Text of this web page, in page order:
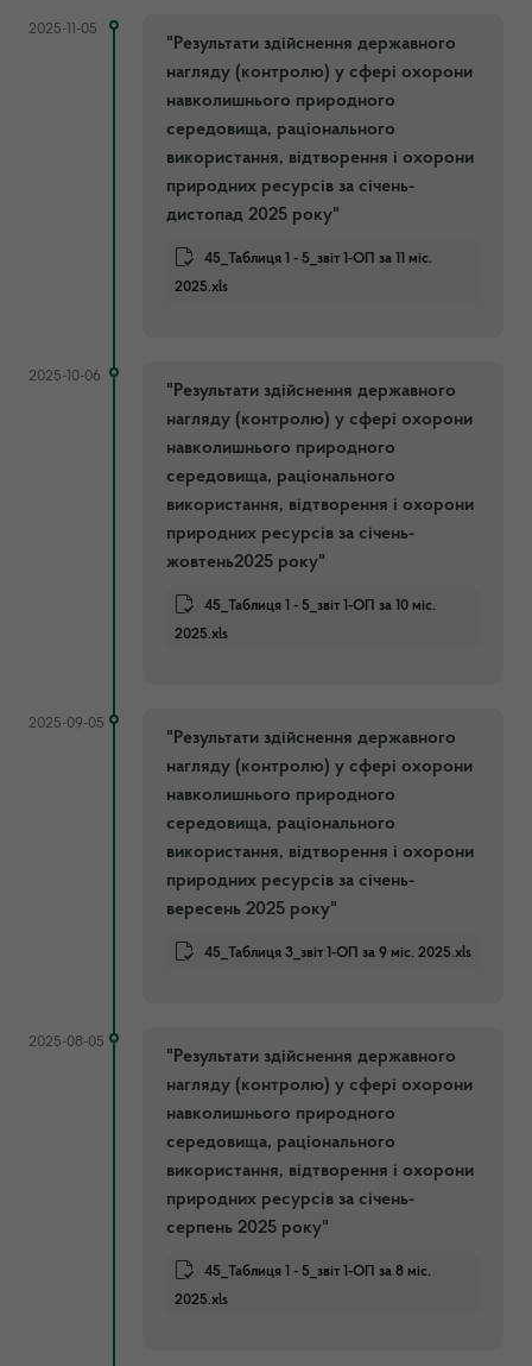
2025-11-05
"Результати здійснення державного
нагляду (контролю) у сфері охорони
навколишнього природного
середовища, раціонального
використання, відтворення і охорони
природних ресурсів за січень-
дистопад 2025 року"
45_Таблиця 1 - 5_звіт 1-ОП за 11 міс.
2025.xls
2025-10-06
"Результати здійснення державного
нагляду (контролю) у сфері охорони
навколишнього природного
середовища, раціонального
використання, відтворення і охорони
природних ресурсів за січень-
жовтень2025 року"
45_Таблиця 1 - 5_звіт 1-ОП за 10 міс.
2025.xls
2025-09-05
"Результати здійснення державного
нагляду (контролю) у сфері охорони
навколишнього природного
середовища, раціонального
використання, відтворення і охорони
природних ресурсів за січень-
вересень 2025 року"
45_Таблиця 3_звіт 1-ОП за 9 міс. 2025.xls
2025-08-05
"Результати здійснення державного
нагляду (контролю) у сфері охорони
навколишнього природного
середовища, раціонального
використання, відтворення і охорони
природних ресурсів за січень-
серпень 2025 року"
45_Таблиця 1 - 5_звіт 1-ОП за 8 міс.
2025.xls